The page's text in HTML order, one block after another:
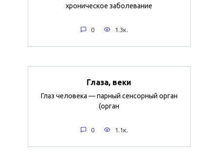
хроническое заболевание
0 1.3к.
Глаза, веки
Глаз человека — парный сенсорный орган
(орган
0 1.1к.